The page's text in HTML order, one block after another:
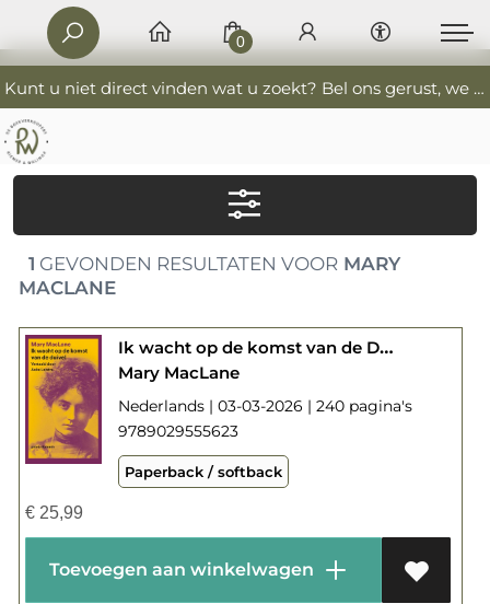
Kunt u niet direct vinden wat u zoekt? Bel ons gerust, we helpen u graag. 0341-552405 De Boekverkoopers
0
1 GEVONDEN RESULTATEN VOORMARY
MACLANE
Ik wacht op de komst van de Duivel
Mary MacLane
Nederlands | 03-03-2026 | 240 pagina's
9789029555623
Paperback / softback
€25,99
Toevoegen aan winkelwagen